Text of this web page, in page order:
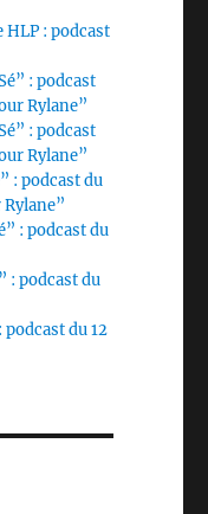
HLP : podcast
: podcast
Rylane”
: podcast
Rylane”
: podcast du
: podcast du
: podcast du
du 12